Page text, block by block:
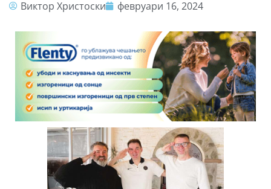
Виктор Христоски февруари 16, 2024